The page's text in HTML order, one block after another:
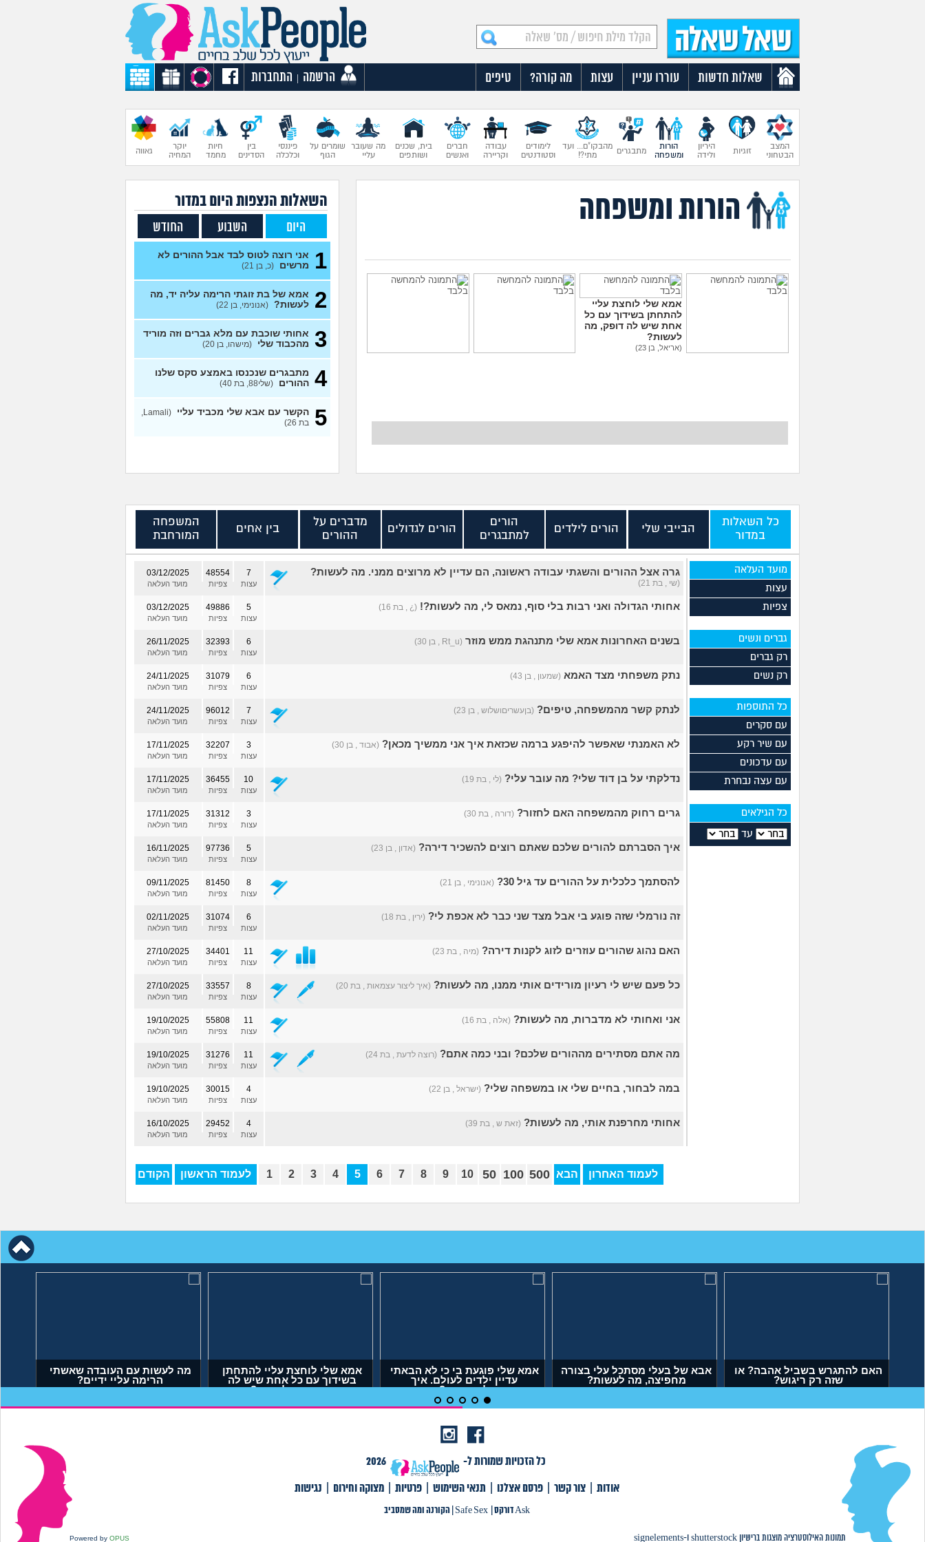
שאלות חדשות עוררו עניין עצות מה קורה? טיפים הרשמה התחברות
המצב
הבטחוני
זוגיות
היריון
ולידה
הורות
ומשפחה
מתבגרים
מהבקו"ם... ועד
מתי?!
לימודים
וסטודנטים
עבודה
וקריירה
חברים
ואנשים
בית, שכנים
ושותפים
מה שעובר
עליי
שומרים על
הגוף
פיננסי
וכלכלה
בין
הסדינים
חיות
מחמד
יוקר
המחיה
גאווה
הורות ומשפחה
אמא שלי לוחצת עליי
להתחתן בשידוך עם כל
אחת שיש לה דופק, מה
לעשות?
(אריאל, בן 23)
השאלות הנצפות היוםבמדור
היום השבוע החודש
1
אני רוצה לטוס לבד אבל ההורים לא
מרשים(כ, בן 21)
2
אמא של בת זוגתי הרימה עליה יד, מה
לעשות?(אנונימי, בן 22)
3 אחותי שוכבת עם מלא גברים וזה מוריד
מהכבוד שלי(מישהו, בן 20)
4 מתבגרים שנכנסו באמצע סקס שלנו
ההורים(שלי88, בת 40)
5 הקשר עם אבא שלי מכביד עליי
בת 26)
כל השאלות
במדור
הבייבי שלי הורים לילדים
הורים
למתבגרים
הורים לגדולים
מדברים על
ההורים
בין אחים
המשפחה
המורחבת
מועד העלאה
עצות
צפיות
גברים ונשים
רק גברים
רק נשים
כל התוספות
עם סקרים
עם שיר רקע
עם עדכונים
עם עצה נבחרת
כל הגילאים
עד
גרה אצל ההורים והשגתי עבודה ראשונה, הם עדיין לא מרוצים ממני. מה לעשות?
(שי , בת 21)
03/12/2025
מועד העלאה
48554
צפיות
7
עצות
אחותי הגדולה ואני רבות בלי סוף, נמאס לי, מה לעשות?! (¿ , בת 16) 03/12/2025
מועד העלאה
49886
צפיות
5
עצות
בשנים האחרונות אמא שלי מתנהגת ממש מוזר (Rt_u , בן 30) 26/11/2025
מועד העלאה
32393
צפיות
6
עצות
נתק משפחתי מצד האמא (שמעון , בן 43) 24/11/2025
מועד העלאה
31079
צפיות
6
עצות
לנתק קשר מהמשפחה, טיפים? (בןעשריםושלוש , בן 23) 24/11/2025
מועד העלאה
96012
צפיות
7
עצות
לא האמנתי שאפשר להיפגע ברמה שכזאת איך אני ממשיך מכאן? (אבוד , בן 30) 17/11/2025
מועד העלאה
32207
צפיות
3
עצות
נדלקתי על בן דוד שלי? מה עובר עלי? (לי , בת 19) 17/11/2025
מועד העלאה
36455
צפיות
10
עצות
גרים רחוק מהמשפחה האם לחזור? (דורה , בת 30) 17/11/2025
מועד העלאה
31312
צפיות
3
עצות
איך הסברתם להורים שלכם שאתם רוצים להשכיר דירה? (אדון , בן 23) 16/11/2025
מועד העלאה
97736
צפיות
5
עצות
להסתמך כלכלית על ההורים עד גיל 30? (אנונימי , בן 21) 09/11/2025
מועד העלאה
81450
צפיות
8
עצות
זה נורמלי שזה פוגע בי אבל מצד שני כבר לא אכפת לי? (ירין , בת 18) 02/11/2025
מועד העלאה
31074
צפיות
6
עצות
האם נהוג שהורים עוזרים לזוג לקנות דירה? (מיה , בת 23) 27/10/2025
מועד העלאה
34401
צפיות
11
עצות
כל פעם שיש לי רעיון מורידים אותי ממנו, מה לעשות? (איך ליצור עצמאות , בת 20) 27/10/2025
מועד העלאה
33557
צפיות
8
עצות
אני ואחותי לא מדברות, מה לעשות? (אלה , בת 16) 19/10/2025
מועד העלאה
55808
צפיות
11
עצות
מה אתם מסתירים מההורים שלכם? ובני כמה אתם? (רוצה לדעת , בת 24) 19/10/2025
מועד העלאה
31276
צפיות
11
עצות
במה לבחור, בחיים שלי או במשפחה שלי? (ישראל , בן 22) 19/10/2025
מועד העלאה
30015
צפיות
4
עצות
אחותי מחרפנת אותי, מה לעשות? (זאת ש , בת 39) 16/10/2025
מועד העלאה
29452
צפיות
4
עצות
הקודם לעמוד הראשון 1 2 3 4 5 6 7 8 9 10 50 100 500 הבא לעמוד האחרון
אמא שלי פוגעת בי כי לא הבאתי
עדיין ילדים לעולם. איך
להתמודד?
(אנונימית, בת 29)
אבא של בעלי מסתכל עלי בצורה
מחפיצה, מה לעשות?
האם להתגרש בשביל אהבה? או
שזה רק ריגוש?
מה לעשות עם העובדה שאשתי
הרימה עליי ידיים?
אמא שלי לוחצת עליי להתחתן
בשידוך עם כל אחת שיש לה
דופק, מה לעשות?
כל הזכויות שמורות ל-
2026
אודות|צור קשר|פרסם אצלנו|תנאי שימוש|פרטיות|תגיות|מצוקה וחירום|Ask דורקס אודות צור קשר פרסם אצלנו תנאי השימוש פרטיות מצוקה וחירום נגישות
Ask דורקס Safe Sex הקורנה ומה שמסביב
תמונות האילוסטרציה מוצגות ברישיון shutterstock ו-signelements
Powered by OPUS